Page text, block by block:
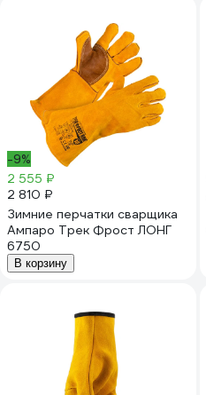
-9%
2 555 ₽
2 810 ₽
Зимние перчатки сварщика
Ампаро Трек Фрост ЛОНГ
6750
В корзину